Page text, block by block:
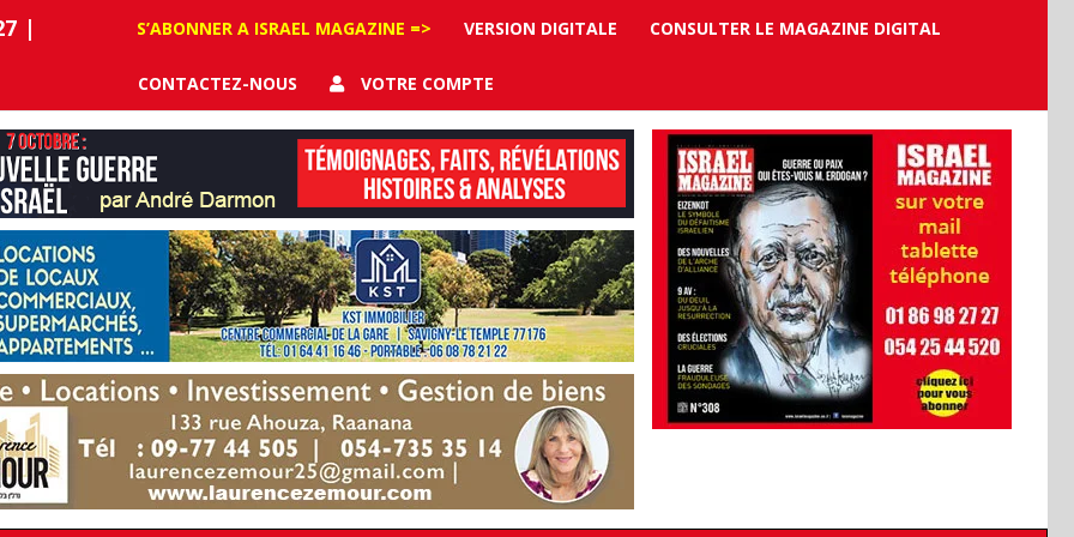
|
S’ABONNER A ISRAEL MAGAZINE => VERSION DIGITALE CONSULTER LE MAGAZINE DIGITAL
CONTACTEZ-NOUS VOTRE COMPTE